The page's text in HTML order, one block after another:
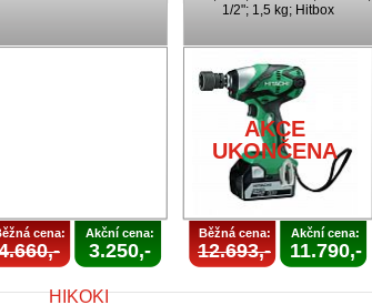
cena: Akční cena:
3.250,-
1/2"; 1,5 kg; Hitbox
AKCE
UKONČENA
Běžná cena:
12.693,-
Akční cena:
11.790,-